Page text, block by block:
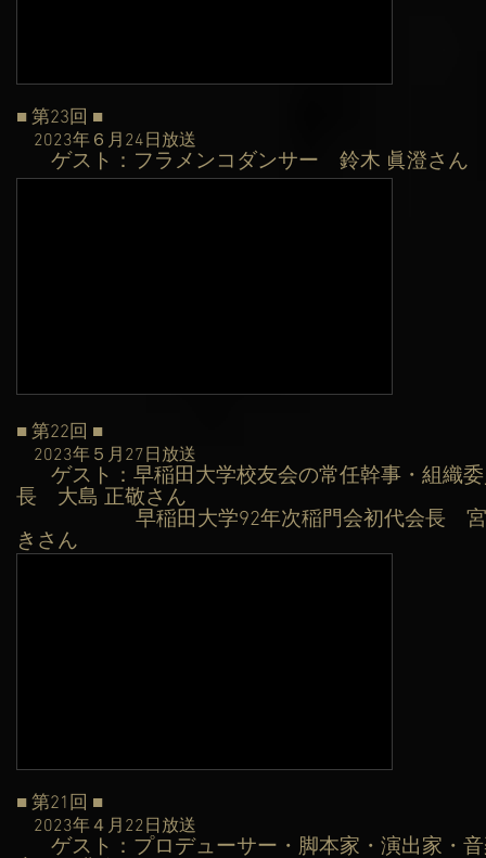
■ 第23回 ■
2023年６月24日 放送
ゲスト：フラメンコダンサー 鈴木 眞澄さん
■ 第22回 ■
2023年５月27日 放送
ゲスト：早稲田大学校友会の常任幹事・組織
長 大島 正敬さん
早稲田大学92年次稲門会初代会長 宮
きさん
■ 第21 回 ■
2023年４月22日 放送
ゲスト：プロデューサー・脚本家・演出家・